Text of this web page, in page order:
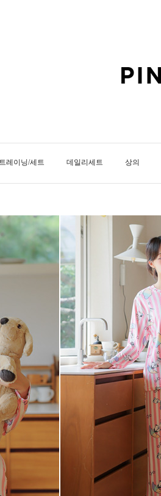
트레이닝/세트 데일리세트 상의